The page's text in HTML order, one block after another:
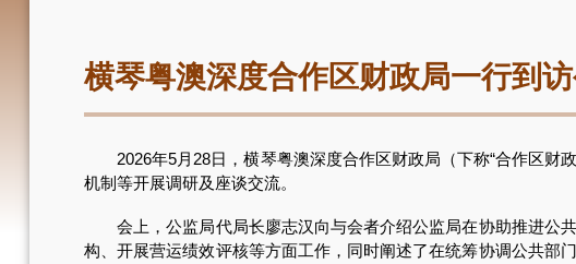
横琴粤澳深度合作区财政局一行到
2026年5月28日，横琴粤澳深度合作区财政局（下称“合作区财
机制等开展调研及座谈交流。
会上，公监局代局长廖志汉向与会者介绍公监局在协助推进公
构、开展营运绩效评核等方面工作，同时阐述了在统筹协调公共部